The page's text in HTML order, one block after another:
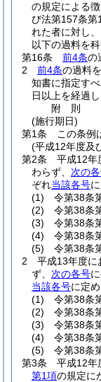
の規定による
び法第157条第
れた者に対し
以下の過料を科
第16条
前4条の
2
前4条の過料
知書に指定す
日以上を経過し
附 則
(施行期日)
第1条
この条例
(平成12年度及
第2条
平成12年
わらず、 次の
ぞれ当該各号
(1)
令第38条
(2)
令第38条
(3)
令第38条
(4)
令第38条
(5)
令第38条
2
平成13年度に
ず、 次の各号
当該各号に定
(1)
令第38条
(2)
令第38条
(3)
令第38条
(4)
令第38条
(5)
令第38条
第3条
平成12年
第1項の規定に